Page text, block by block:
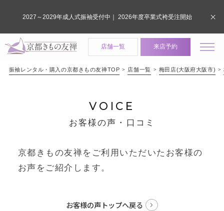
店舗一覧 来店予約
振袖レンタル・購入の京都きもの友禅TOP 店舗一覧 梅田店(大阪府大阪市)
VOICE
お客様の声・口コミ
京都きもの友禅をご利用いただいたお客様の
お声をご紹介します。
お客様の声トップへ戻る
2027～2029年成人式振袖受付中｜ 2026年度卒業式袴受注開始